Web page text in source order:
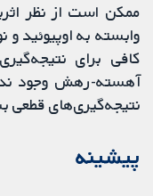
ممکن است از نظر
وابسته به اوپیوئید و
کافی برای
آهسته-رهش وجود
نتیجه‌گیری‌های قطعی
پیشینه